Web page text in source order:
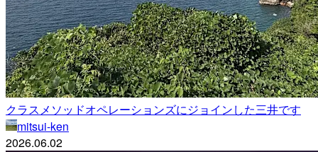
クラスメソッドオペレーションズにジョインした三井です
mitsui-ken
2026.06.02